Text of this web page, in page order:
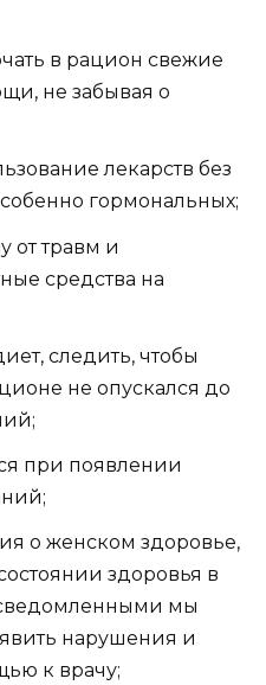
в рацион свежие
не забывая о
лекарств без
гормональных;
от травм и
средства на
следить, чтобы
не опускался до
при появлении
о женском здоровье,
здоровья в
мы
нарушения и
к врачу;